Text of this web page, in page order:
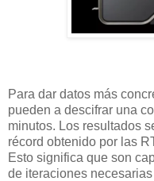
Para dar datos más
pueden a descifrar una
minutos. Los resultados
récord obtenido por las
Esto significa que son
de iteraciones necesarias